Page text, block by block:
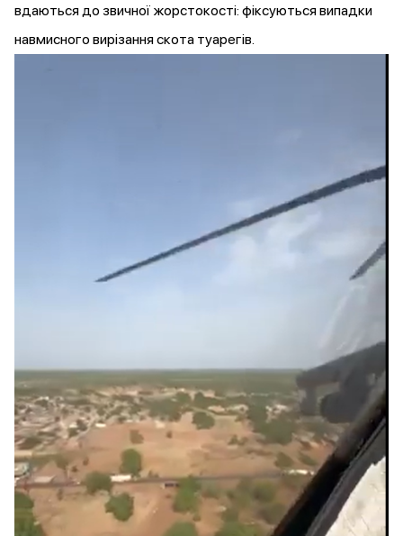
вдаються до звичної жорстокості: фіксуютьсявипадки
навмисного вирізання скота туарегів.